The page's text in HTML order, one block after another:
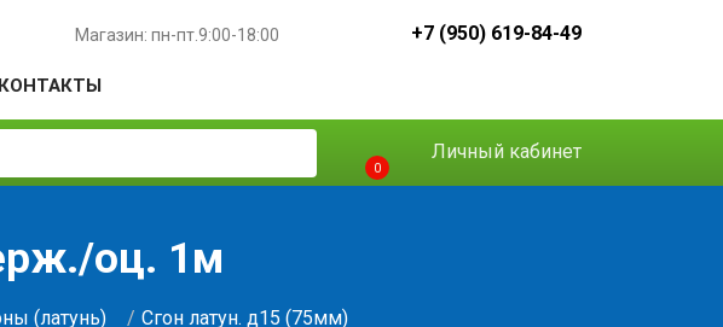
Магазин: пн-пт.9:00-18:00 +7 (950) 619-84-49
КОНТАКТЫ
0
Личный кабинет
оц. 1м
(латунь)
Сгон латун. д15 (75мм)